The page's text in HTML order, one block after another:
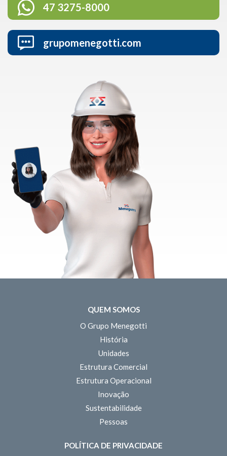
47 3275-8000
grupomenegotti.com
QUEM SOMOS
O Grupo Menegotti
História
Unidades
Estrutura Comercial
Estrutura Operacional
Inovação
Sustentabilidade
Pessoas
POLÍTICA DE PRIVACIDADE